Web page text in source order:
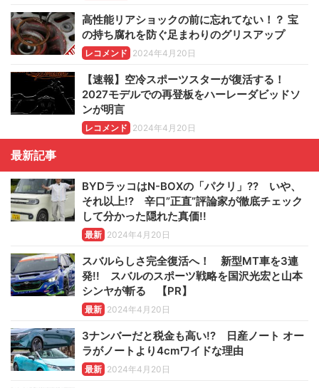
高性能リアショックの前に忘れてない！？ 宝
の持ち腐れを防ぐ足まわりのグリスアップ
レコメンド 2024年4月20日
【速報】空冷スポーツスターが復活する！
2027モデルでの再登板をハーレーダビッドソ
ンが明言
レコメンド 2024年4月20日
最新記事
BYDラッコはN-BOXの「パクリ」?? いや、
それ以上!? 辛口”正直”評論家が徹底チェック
して分かった隠れた真価!!
最新 2024年4月20日
スバルらしさ完全復活へ！ 新型MT車を3連
発!! スバルのスポーツ戦略を国沢光宏と山本
シンヤが斬る 【PR】
最新 2024年4月20日
3ナンバーだと税金も高い!? 日産ノート オー
ラがノートより4cmワイドな理由
最新 2024年4月20日